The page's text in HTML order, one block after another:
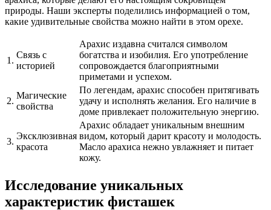
природы. Наши эксперты поделились информацией о том,
какие удивительные свойства можно найти в этом орехе.
1.
Связь с
историей
Арахис издавна считался символом
богатства и изобилия. Его употребление
сопровождается благоприятными
приметами и успехом.
2.
Магические
свойства
По легендам, арахис способен притягивать
удачу и исполнять желания. Его наличие в
доме привлекает положительную энергию.
3.
Эксклюзивная
красота
Арахис обладает уникальным внешним
видом, который дарит красоту и молодость.
Масло арахиса нежно увлажняет и питает
кожу.
Исследование уникальных
характеристик фисташек